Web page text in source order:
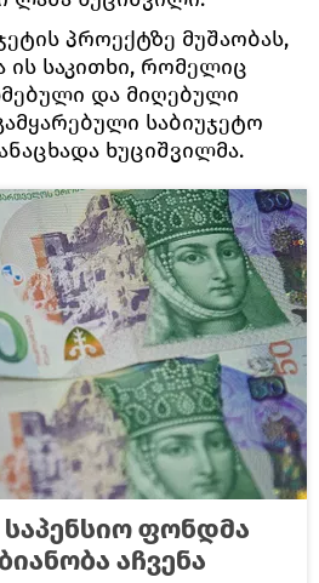
პროექტზე მუშაობას,
ის საკითხი, რომელიც
და მიღებული
საბიუჯეტო
ხუციშვილმა.
ფონდმა
აჩვენა